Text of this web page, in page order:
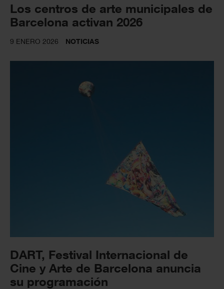
Los centros de arte municipales de
Barcelona activan 2026
9 ENERO 2026 NOTICIAS
DART, Festival Internacional de
Cine y Arte de Barcelona anuncia
su programación